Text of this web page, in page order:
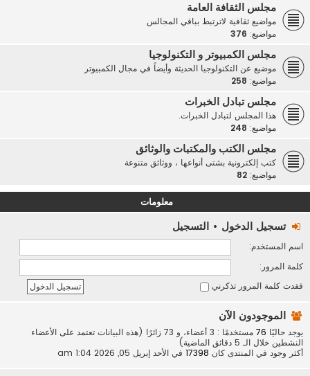
مجلس الثقافة العامة
مواضيع ثقافية لاترتبط بباقي المجالس
مواضيع: 376
مجلس الكمبيوتر و التكنولوجيا
موضيع عن التكنولوجيا الحديثة وأيضاً في مجال الكمبيوتر
مواضيع: 258
مجلس تبادل الخبرات
هذا المجلس لتبادل الخبرات.
مواضيع: 248
مجلس الكتب والمكتبات والوثائق
كتب إلكترونية بشتى أنواعها ، ووثائق متنوعة
مواضيع: 82
معلومات
تسجيل الدخول • التسجيل
اسم المستخدم:
كلمة المرور:
فقدت كلمة المرور تذكرني
الموجودون الآن
يوجد حاليًا 76
مستخدمًا : 3 أعضاء، و 73 زائرًا (هذه البيانات تعتمد على الأعضاء
النشطين خلال الـ 5 دقائق الماضية)
أكثر وجود في المنتدى كان 17398 في الأحد إبريل 05, 2026 1:04 am